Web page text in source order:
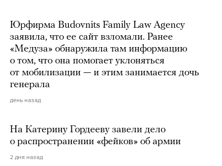
Юрфирма Budovnits Family Law Agency
заявила, что ее сайт взломали. Ранее
«Медуза» обнаружила там информацию
о том, что она помогает уклоняться
от мобилизации — и этим занимается дочь
генерала
день назад
На Катерину Гордееву завели дело
о распространении «фейков» об армии
2 дня назад